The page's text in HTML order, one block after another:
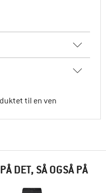
til en ven
DET, SÅ OGSÅ PÅ